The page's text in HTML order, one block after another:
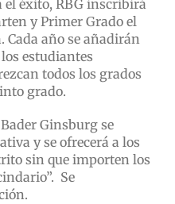
el éxito, RBG inscribirá
y Primer Grado el
Cada año se añadirán
estudiantes
todos los grados
grado.
Ginsburg se
y se ofrecerá a los
sin que importen los
Se